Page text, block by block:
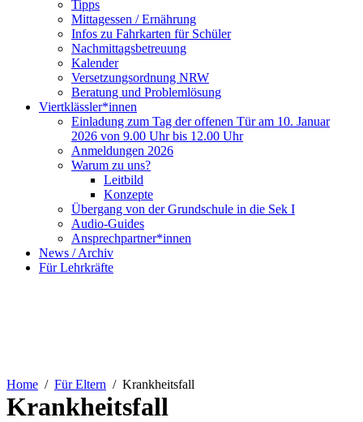
Tipps
Mittagessen / Ernährung
Infos zu Fahrkarten für Schüler
Nachmittagsbetreuung
Kalender
Versetzungsordnung NRW
Beratung und Problemlösung
Viertklässler*innen
Einladung zum Tag der offenen Tür am 10. Januar
2026 von 9.00 Uhr bis 12.00 Uhr
Anmeldungen 2026
Warum zu uns?
Leitbild
Konzepte
Übergang von der Grundschule in die Sek I
Audio-Guides
Ansprechpartner*innen
News / Archiv
Für Lehrkräfte
Home Für Eltern Krankheitsfall
Krankheitsfall